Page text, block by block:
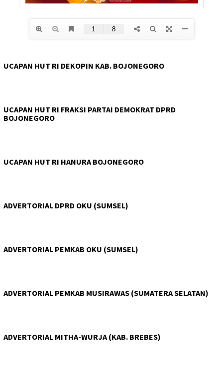
UCAPAN HUT RI DEKOPIN KAB. BOJONEGORO
UCAPAN HUT RI FRAKSI PARTAI DEMOKRAT DPRD
BOJONEGORO
UCAPAN HUT RI HANURA BOJONEGORO
ADVERTORIAL DPRD OKU (SUMSEL)
ADVERTORIAL PEMKAB OKU (SUMSEL)
ADVERTORIAL PEMKAB MUSIRAWAS (SUMATERA SELATAN)
ADVERTORIAL MITHA-WURJA (KAB. BREBES)